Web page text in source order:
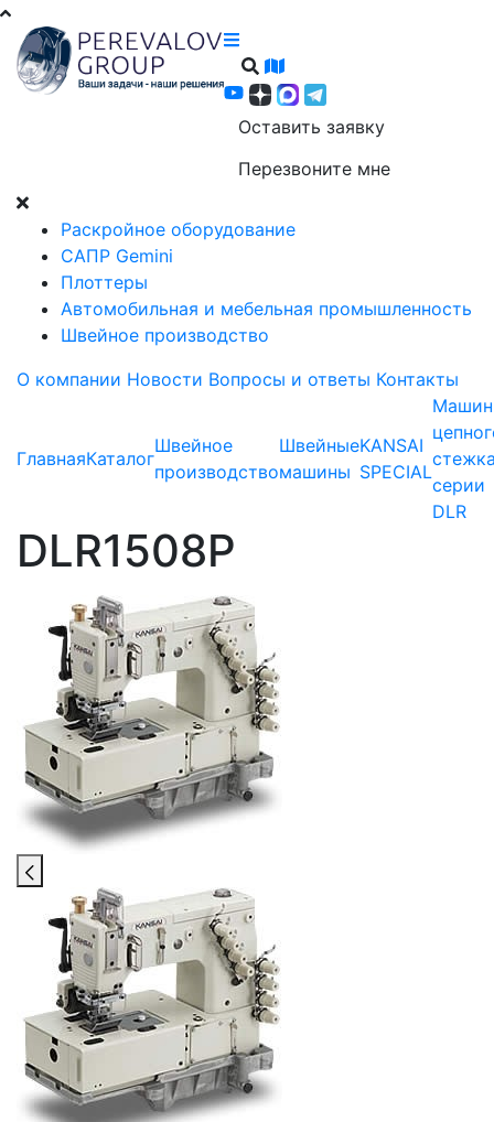
Оставить заявку
Перезвоните мне
Раскройное оборудование
САПР Gemini
Плоттеры
Автомобильная и мебельная промышленность
Швейное производство
О компании Новости Вопросы и ответы Контакты
ГлавнаяКаталог
Швейное
производство
Швейные
машины
KANSAI
SPECIAL
серии
DLR
DLR1508P